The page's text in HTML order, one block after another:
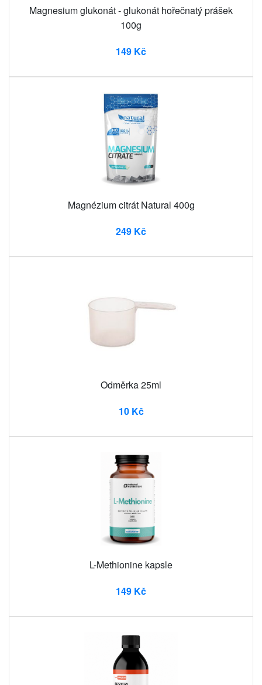
Magnesium glukonát - glukonát hořečnatý prášek
100g
149 Kč
Magnézium citrát Natural 400g
249 Kč
Odměrka 25ml
10 Kč
L-Methionine kapsle
149 Kč